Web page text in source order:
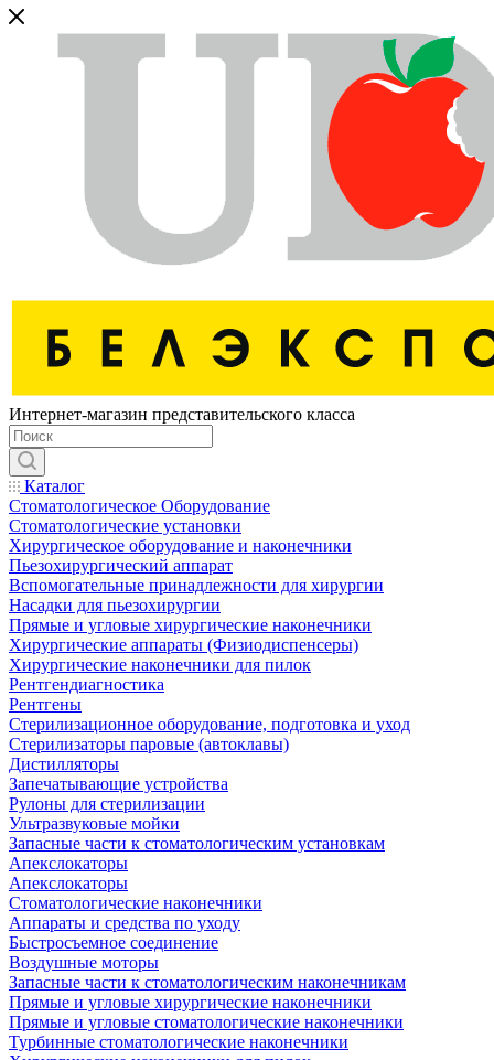
Интернет-магазин представительского класса
Каталог
Стоматологическое Оборудование
Стоматологические установки
Хирургическое оборудование и наконечники
Пьезохирургический аппарат
Вспомогательные принадлежности для хирургии
Насадки для пьезохирургии
Прямые и угловые хирургические наконечники
Хирургические аппараты (Физиодиспенсеры)
Хирургические наконечники для пилок
Рентгендиагностика
Рентгены
Стерилизационное оборудование, подготовка и уход
Стерилизаторы паровые (автоклавы)
Дистилляторы
Запечатывающие устройства
Рулоны для стерилизации
Ультразвуковые мойки
Запасные части к стоматологическим установкам
Апекслокаторы
Апекслокаторы
Стоматологические наконечники
Аппараты и средства по уходу
Быстросъемное соединение
Воздушные моторы
Запасные части к стоматологическим наконечникам
Прямые и угловые хирургические наконечники
Прямые и угловые стоматологические наконечники
Турбинные стоматологические наконечники